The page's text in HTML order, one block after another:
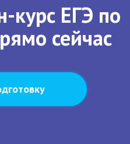
курс ЕГЭ по
сейчас